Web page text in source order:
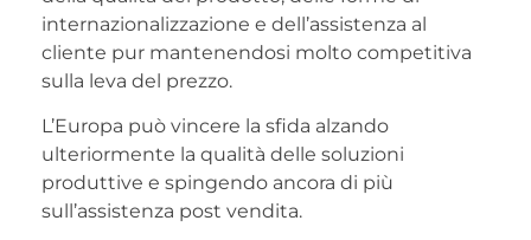
internazionalizzazione e dell’assistenza al
cliente pur mantenendosi molto competitiva
sulla leva del prezzo.
L’Europa può vincere la sfida alzando
ulteriormente la qualità delle soluzioni
produttive e spingendo ancora di più
sull’assistenza post vendita.